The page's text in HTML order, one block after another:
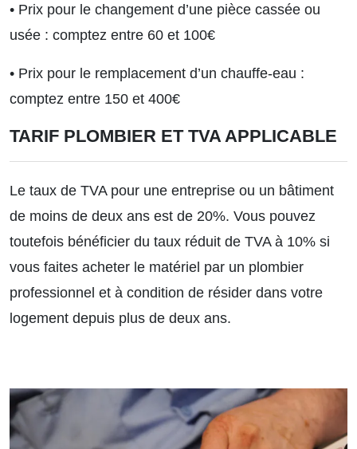
• Prix pour le changement d’une pièce cassée ou
usée : comptez entre 60 et 100€
• Prix pour le remplacement d’un chauffe-eau :
comptez entre 150 et 400€
TARIF PLOMBIER ET TVA APPLICABLE
Le taux de TVA pour une entreprise ou un bâtiment
de moins de deux ans est de 20%. Vous pouvez
toutefois bénéficier du taux réduit de TVA à 10% si
vous faites acheter le matériel par un plombier
professionnel et à condition de résider dans votre
logement depuis plus de deux ans.